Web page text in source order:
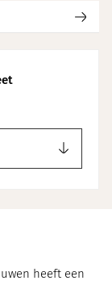
heeft een